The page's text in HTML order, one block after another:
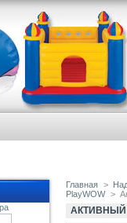
Главная >
PlayWOW >
АКТИВНЫЙ